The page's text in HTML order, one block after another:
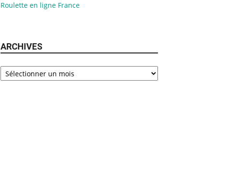
Roulette en ligne France
ARCHIVES
Archives